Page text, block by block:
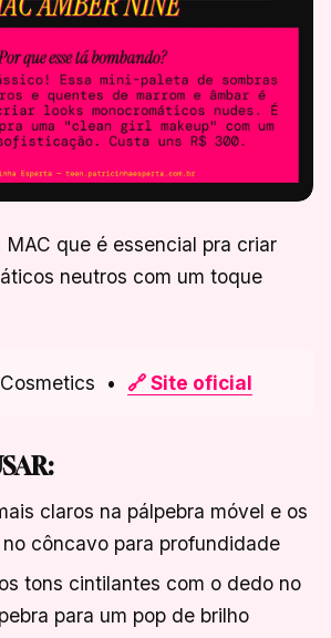
que é essencial pra criar
neutros com um toque
• 🔗 Site oficial
claros na pálpebra móvel e os
côncavo para profundidade
tons cintilantes com o dedo no
para um pop de brilho